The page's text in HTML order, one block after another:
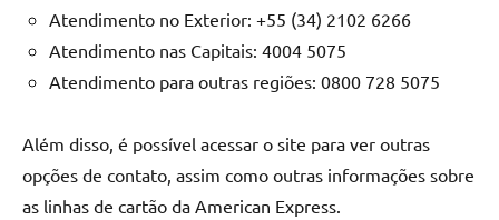
Atendimento no Exterior: +55 (34) 2102 6266
Atendimento nas Capitais: 4004 5075
Atendimento para outras regiões: 0800 728 5075
Além disso, é possível acessar o site para ver outras
opções de contato, assim como outras informações sobre
as linhas de cartão da American Express.